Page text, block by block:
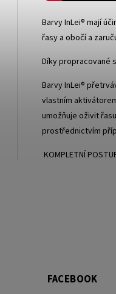
Barvy InLei® mají
řasy a obočí a
Díky propracované
Barvy InLei®
vlastním
umožňuje oživit
prostřednictvím
KOMPLETNÍ
FACEBOOK